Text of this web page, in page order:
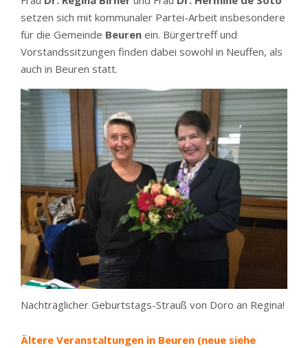
setzen sich mit kommunaler Partei-Arbeit insbesondere
für die Gemeinde Beuren ein. Bürgertreff und
Vorstandssitzungen finden dabei sowohl in Neuffen, als
auch in Beuren statt.
Nachträglicher Geburtstags-Strauß von Doro an Regina!
Ältere Veranstaltungen in Beuren (neue siehe